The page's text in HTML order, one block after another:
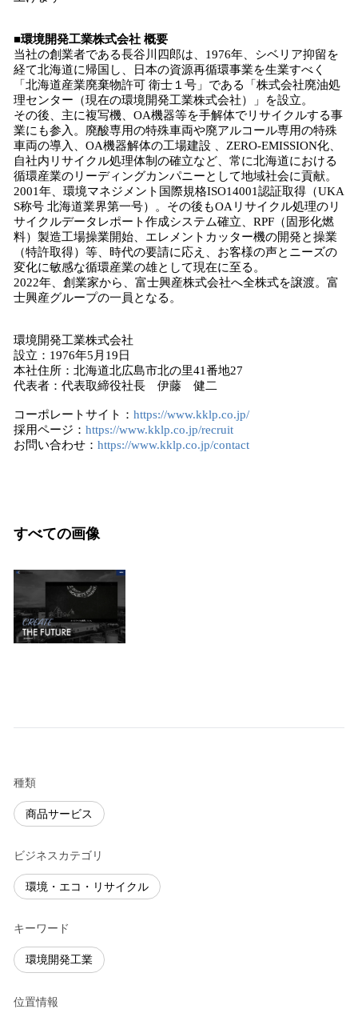
■環境開発工業株式会社 概要
当社の創業者である長谷川四郎は、1976年、シベリア抑留を
経て北海道に帰国し、日本の資源再循環事業を生業すべく
「北海道産業廃棄物許可 衛士１号」である「株式会社廃油処
理センター（現在の環境開発工業株式会社）」を設立。
その後、主に複写機、OA機器等を手解体でリサイクルする事
業にも参入。廃酸専用の特殊車両や廃アルコール専用の特殊
車両の導入、OA機器解体の工場建設 、ZERO-EMISSION化、
自社内リサイクル処理体制の確立など、常に北海道における
循環産業のリーディングカンパニーとして地域社会に貢献。
2001年、環境マネジメント国際規格ISO14001認証取得（UKA
S称号 北海道業界第一号）。その後もOAリサイクル処理のリ
サイクルデータレポート作成システム確立、RPF（固形化燃
料）製造工場操業開始、エレメントカッター機の開発と操業
（特許取得）等、時代の要請に応え、お客様の声とニーズの
変化に敏感な循環産業の雄として現在に至る。
2022年、創業家から、富士興産株式会社へ全株式を譲渡。富
士興産グループの一員となる。
環境開発工業株式会社
設立：1976年5月19日
本社住所：北海道北広島市北の里41番地27
代表者：代表取締役社長 伊藤 健二
コーポレートサイト： https://www.kklp.co.jp/
採用ページ： https://www.kklp.co.jp/recruit
お問い合わせ： https://www.kklp.co.jp/contact
すべての画像
種類
商品サービス
ビジネスカテゴリ
環境・エコ・リサイクル
キーワード
環境開発工業
位置情報